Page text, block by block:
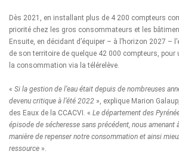
Dès 2021, en installant plus de 4 200 compteurs
priorité chez les gros consommateurs et les
Ensuite, en décidant d’équiper – à l’horizon 2027 –
de son territoire de quelque 42 000 compteurs, pour
la consommation via la télérelève.
« Si la gestion de l’eau était depuis de nombreuses
devenu critique à l’été 2022 », explique Marion
des Eaux de la CCACVI. « Le département des
épisode de sécheresse sans précédent, nous amenant
manière de repenser notre consommation et ainsi
ressource ».